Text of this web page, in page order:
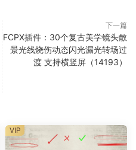
下一篇
FCPX插件：30个复古美学镜头散
景光线烧伤动态闪光漏光转场过
渡 支持横竖屏（14193）
VIP